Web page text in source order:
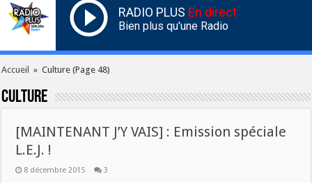
RADIO PLUS En direct
Bien plus qu'une Radio
Accueil » Culture (Page 48)
Culture
[MAINTENANT J’Y VAIS] : Emission spéciale
L.E.J. !
8 décembre 2015 3